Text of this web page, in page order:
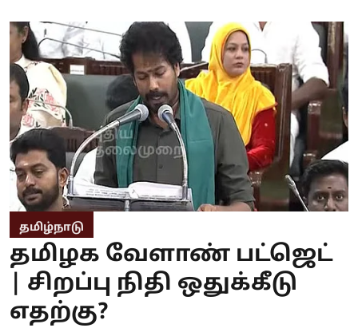
தமிழ்நாடு
தமிழக வேளாண் பட்ஜெட்
| சிறப்பு நிதி ஒதுக்கீடு
எதற்கு?